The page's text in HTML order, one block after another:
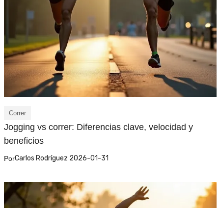
Correr
Jogging vs correr: Diferencias clave, velocidad y
beneficios
PorCarlos Rodríguez 2026-01-31